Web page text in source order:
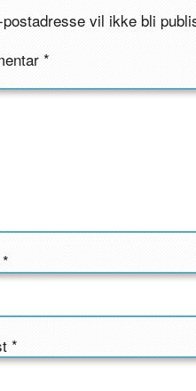
postadresse vil ikke bli
*
*
*